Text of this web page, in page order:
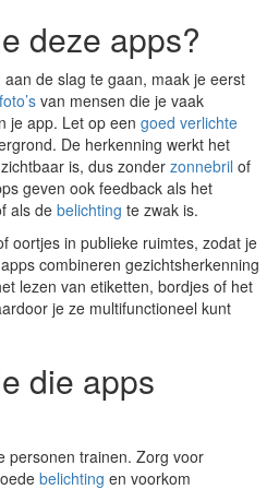
deze apps?
de slag te gaan, maak je eerst
van mensen die je vaak
je app. Let op een goed verlichte
De herkenning werkt het
is, dus zonder zonnebril of
geven ook feedback als het
als de belichting te zwak is.
oortjes in publieke ruimtes, zodat je
combineren gezichtsherkenning
lezen van etiketten, bordjes of het
je ze multifunctioneel kunt
die apps
personen trainen. Zorg voor
belichting en voorkom